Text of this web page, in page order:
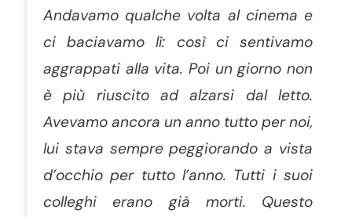
Andavamo qualche volta al cinema e
ci baciavamo lì: così ci sentivamo
aggrappati alla vita. Poi un giorno non
è più riuscito ad alzarsi dal letto.
Avevamo ancora un anno tutto per noi,
lui stava sempre peggiorando a vista
d’occhio per tutto l’anno. Tutti i suoi
colleghi erano già morti. Questo